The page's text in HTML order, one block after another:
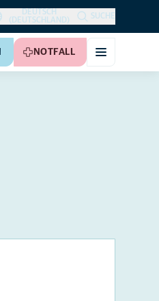
DEUTSCH
(DEUTSCHLAND)
SUCHE
NOTFALL